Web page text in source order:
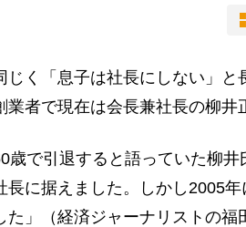
く「息子は社長にしない」と
業者で現在は会長兼社長の柳井
歳で引退すると語っていた柳
長に据えました。しかし2005
た」（経済ジャーナリストの福